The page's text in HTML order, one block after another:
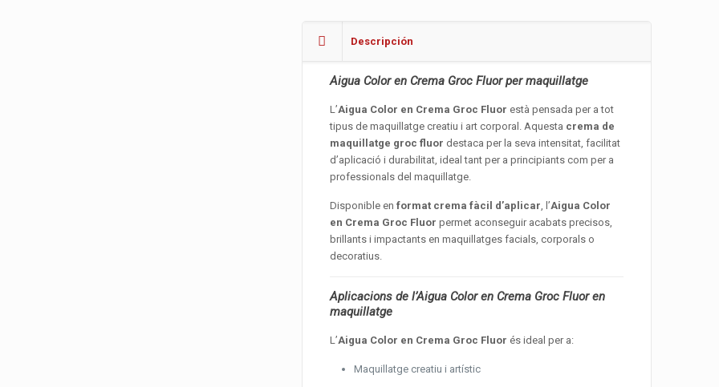
Descripción
Aigua Color en Crema Groc Fluor per maquillatge
L’Aigua Color en Crema Groc Fluor està pensada per a tot
tipus de maquillatge creatiu i art corporal. Aquesta crema de
maquillatge groc fluor destaca per la seva intensitat, facilitat
d’aplicació i durabilitat, ideal tant per a principiants com per a
professionals del maquillatge.
Disponible enformat crema fàcil d’aplicar, l’Aigua Color
en Crema Groc Fluor permet aconseguir acabats precisos,
brillants i impactants en maquillatges facials, corporals o
decoratius.
Aplicacions de l’Aigua Color en Crema Groc Fluor en
maquillatge
L’Aigua Color en Crema Groc Fluor és ideal per a:
Maquillatge creatiu i artístic